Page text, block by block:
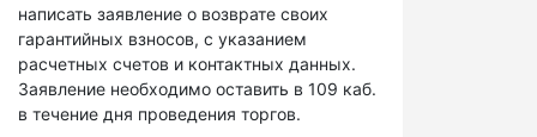
написать заявление о возврате своих
гарантийных взносов, с указанием
расчетных счетов и контактных данных.
Заявление необходимо оставить в 109 каб.
в течение дня проведения торгов.